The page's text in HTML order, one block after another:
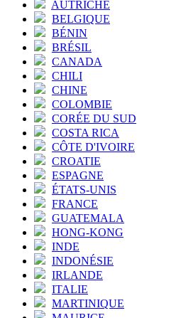
AUTRICHE
BELGIQUE
BÉNIN
BRÉSIL
CANADA
CHILI
CHINE
COLOMBIE
CORÉE DU SUD
COSTA RICA
CÔTE D'IVOIRE
CROATIE
ESPAGNE
ÉTATS-UNIS
FRANCE
GUATEMALA
HONG-KONG
INDE
INDONÉSIE
IRLANDE
ITALIE
MARTINIQUE